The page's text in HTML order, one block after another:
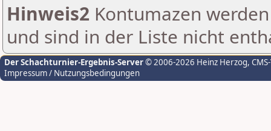
Hinweis2 Kontumazen
und sind in der Liste nicht
Der Schachturnier-Ergebnis-Server© 2006-2026 Heinz Herzog,
Impressum / Nutzungsbedingungen